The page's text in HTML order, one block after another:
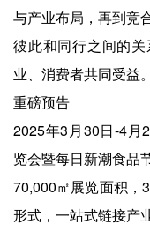
与产业布局，再到竞
彼此和同行之间的
业、消费者共同受益。
重磅预告
2025年3月30日-4月
览会暨每日新潮食品
70,000㎡展览面积，
形式，一站式链接产